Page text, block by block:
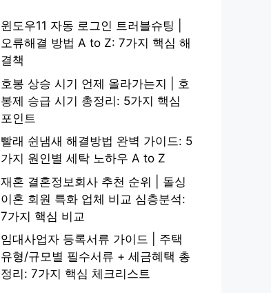
윈도우11 자동 로그인 트러블슈팅 |
오류해결 방법 A to Z: 7가지 핵심 해
결책
호봉 상승 시기 언제 올라가는지 | 호
봉제 승급 시기 총정리: 5가지 핵심
포인트
빨래 쉰냄새 해결방법 완벽 가이드: 5
가지 원인별 세탁 노하우 A to Z
재혼 결혼정보회사 추천 순위 | 돌싱
이혼 회원 특화 업체 비교 심층분석:
7가지 핵심 비교
임대사업자 등록서류 가이드 | 주택
유형/규모별 필수서류 + 세금혜택 총
정리: 7가지 핵심 체크리스트